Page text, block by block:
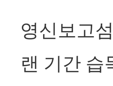
영신보고
랜 기간 습